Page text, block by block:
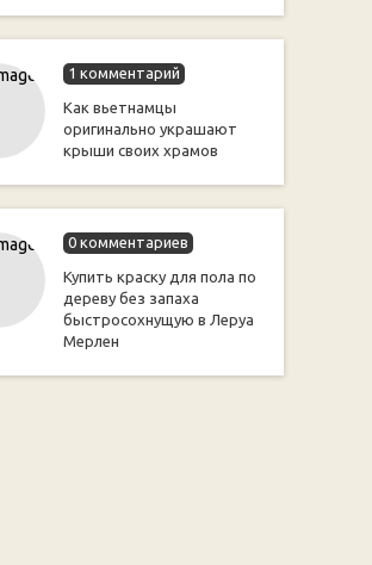
1 комментарий
Как вьетнамцы
оригинально украшают
крыши своих храмов
0 комментариев
Купить краску для пола по
дереву без запаха
быстросохнущую в Леруа
Мерлен